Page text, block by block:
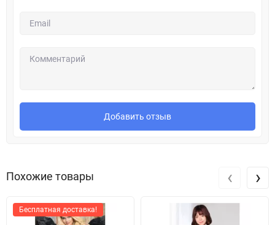
Добавить отзыв
Похожие товары
Бесплатная доставка!
‹ ›